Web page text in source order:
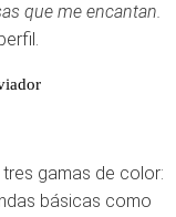
que me encantan.
gamas de color:
básicas como